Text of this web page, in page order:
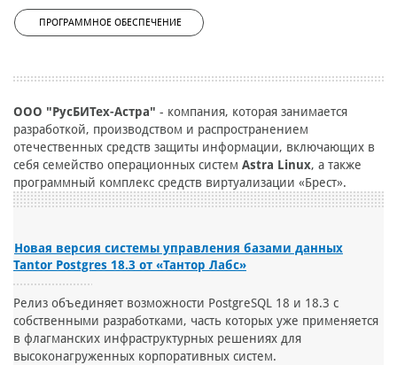
ПРОГРАММНОЕ ОБЕСПЕЧЕНИЕ
ООО "РусБИТех-Астра" - компания, которая занимается
разработкой, производством и распространением
отечественных средств защиты информации, включающих в
себя семейство операционных систем Astra Linux, а также
программный комплекс средств виртуализации «Брест».
Новая версия системы управления базами данных
Tantor Postgres 18.3 от «Тантор Лабс»
Релиз объединяет возможности PostgreSQL 18 и 18.3 c
собственными разработками, часть которых уже применяется
в флагманских инфраструктурных решениях для
высоконагруженных корпоративных систем.